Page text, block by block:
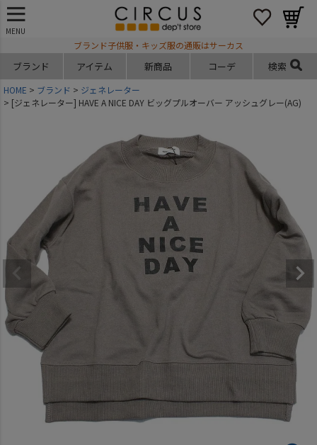
MENU
ブランド子供服・キッズ服の通販はサーカス
ブランド アイテム 新商品 コーデ 検索
HOME ブランド
ジェネレーター
[ジェネレーター] HAVE A NICE DAY ビッグプルオーバー アッシュグレー(AG)